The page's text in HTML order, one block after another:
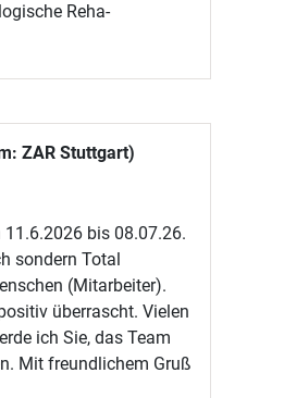
Reha-
ZAR Stuttgart)
11.6.2026 bis 08.07.26.
sondern Total
(Mitarbeiter).
überrascht. Vielen
ich Sie, das Team
Mit freundlichem Gruß